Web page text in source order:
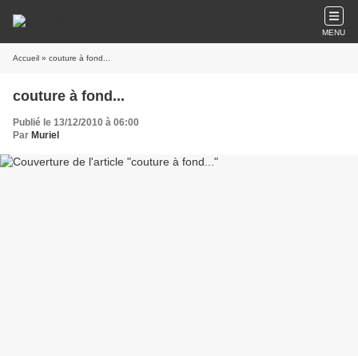
MENU
Accueil » couture à fond...
couture à fond...
Publié le 13/12/2010 à 06:00
Par Muriel